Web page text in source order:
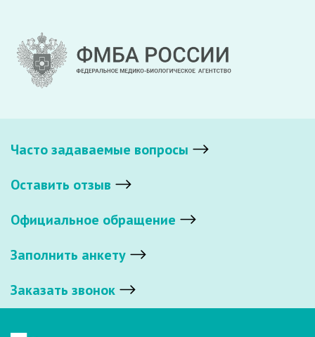
Часто задаваемые вопросы
Оставить отзыв
Официальное обращение
Заполнить анкету
Заказать звонок